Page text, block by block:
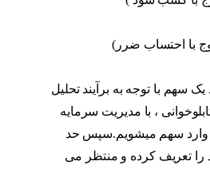
با احتساب ضرر)حد سود و
سهم با توجه به برآیند تحلیل
، با مدیریت سرمایه
سهم میشویم.سپس حد
تعریف کرده و منتظر می